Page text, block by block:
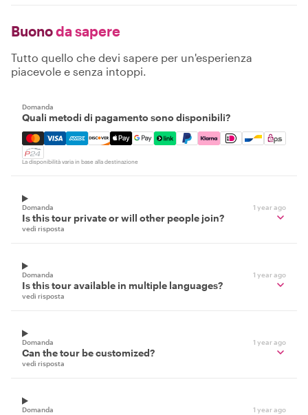
Buonoda sapere
Tutto quello che devi sapere per un'esperienza
piacevole e senza intoppi.
Domanda
Quali metodi di pagamento sono disponibili?
Mastercard, Visa, Amex, Discover, Apple Pay, Google
La disponibilità varia in base alla destinazione
Domanda 1 year ago
Is this tour private or will other people join?
vedi risposta
Domanda 1 year ago
Is this tour available in multiple languages?
vedi risposta
Domanda 1 year ago
Can the tour be customized?
vedi risposta
Domanda 1 year ago